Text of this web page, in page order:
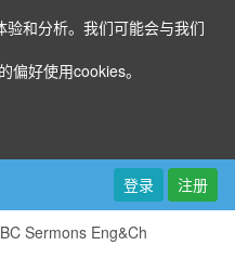
和分析。我们可能会与我们
偏好使用cookies。
登录 注册
Sermons Eng&Ch